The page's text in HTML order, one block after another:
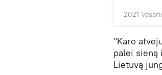
2021
"Karo
palei sieną
Lietuvą